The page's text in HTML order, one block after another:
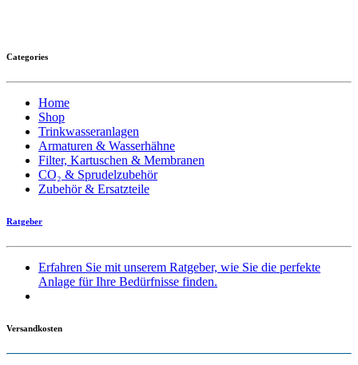
Categories
Home
Shop
Trinkwasseranlagen
Armaturen & Wasserhähne
Filter, Kartuschen & Membranen
CO₂ & Sprudelzubehör
Zubehör & Ersatzteile
Ratgeber
Erfahren Sie mit unserem Ratgeber, wie Sie die perfekte
Anlage für Ihre Bedürfnisse finden.
Versandkosten